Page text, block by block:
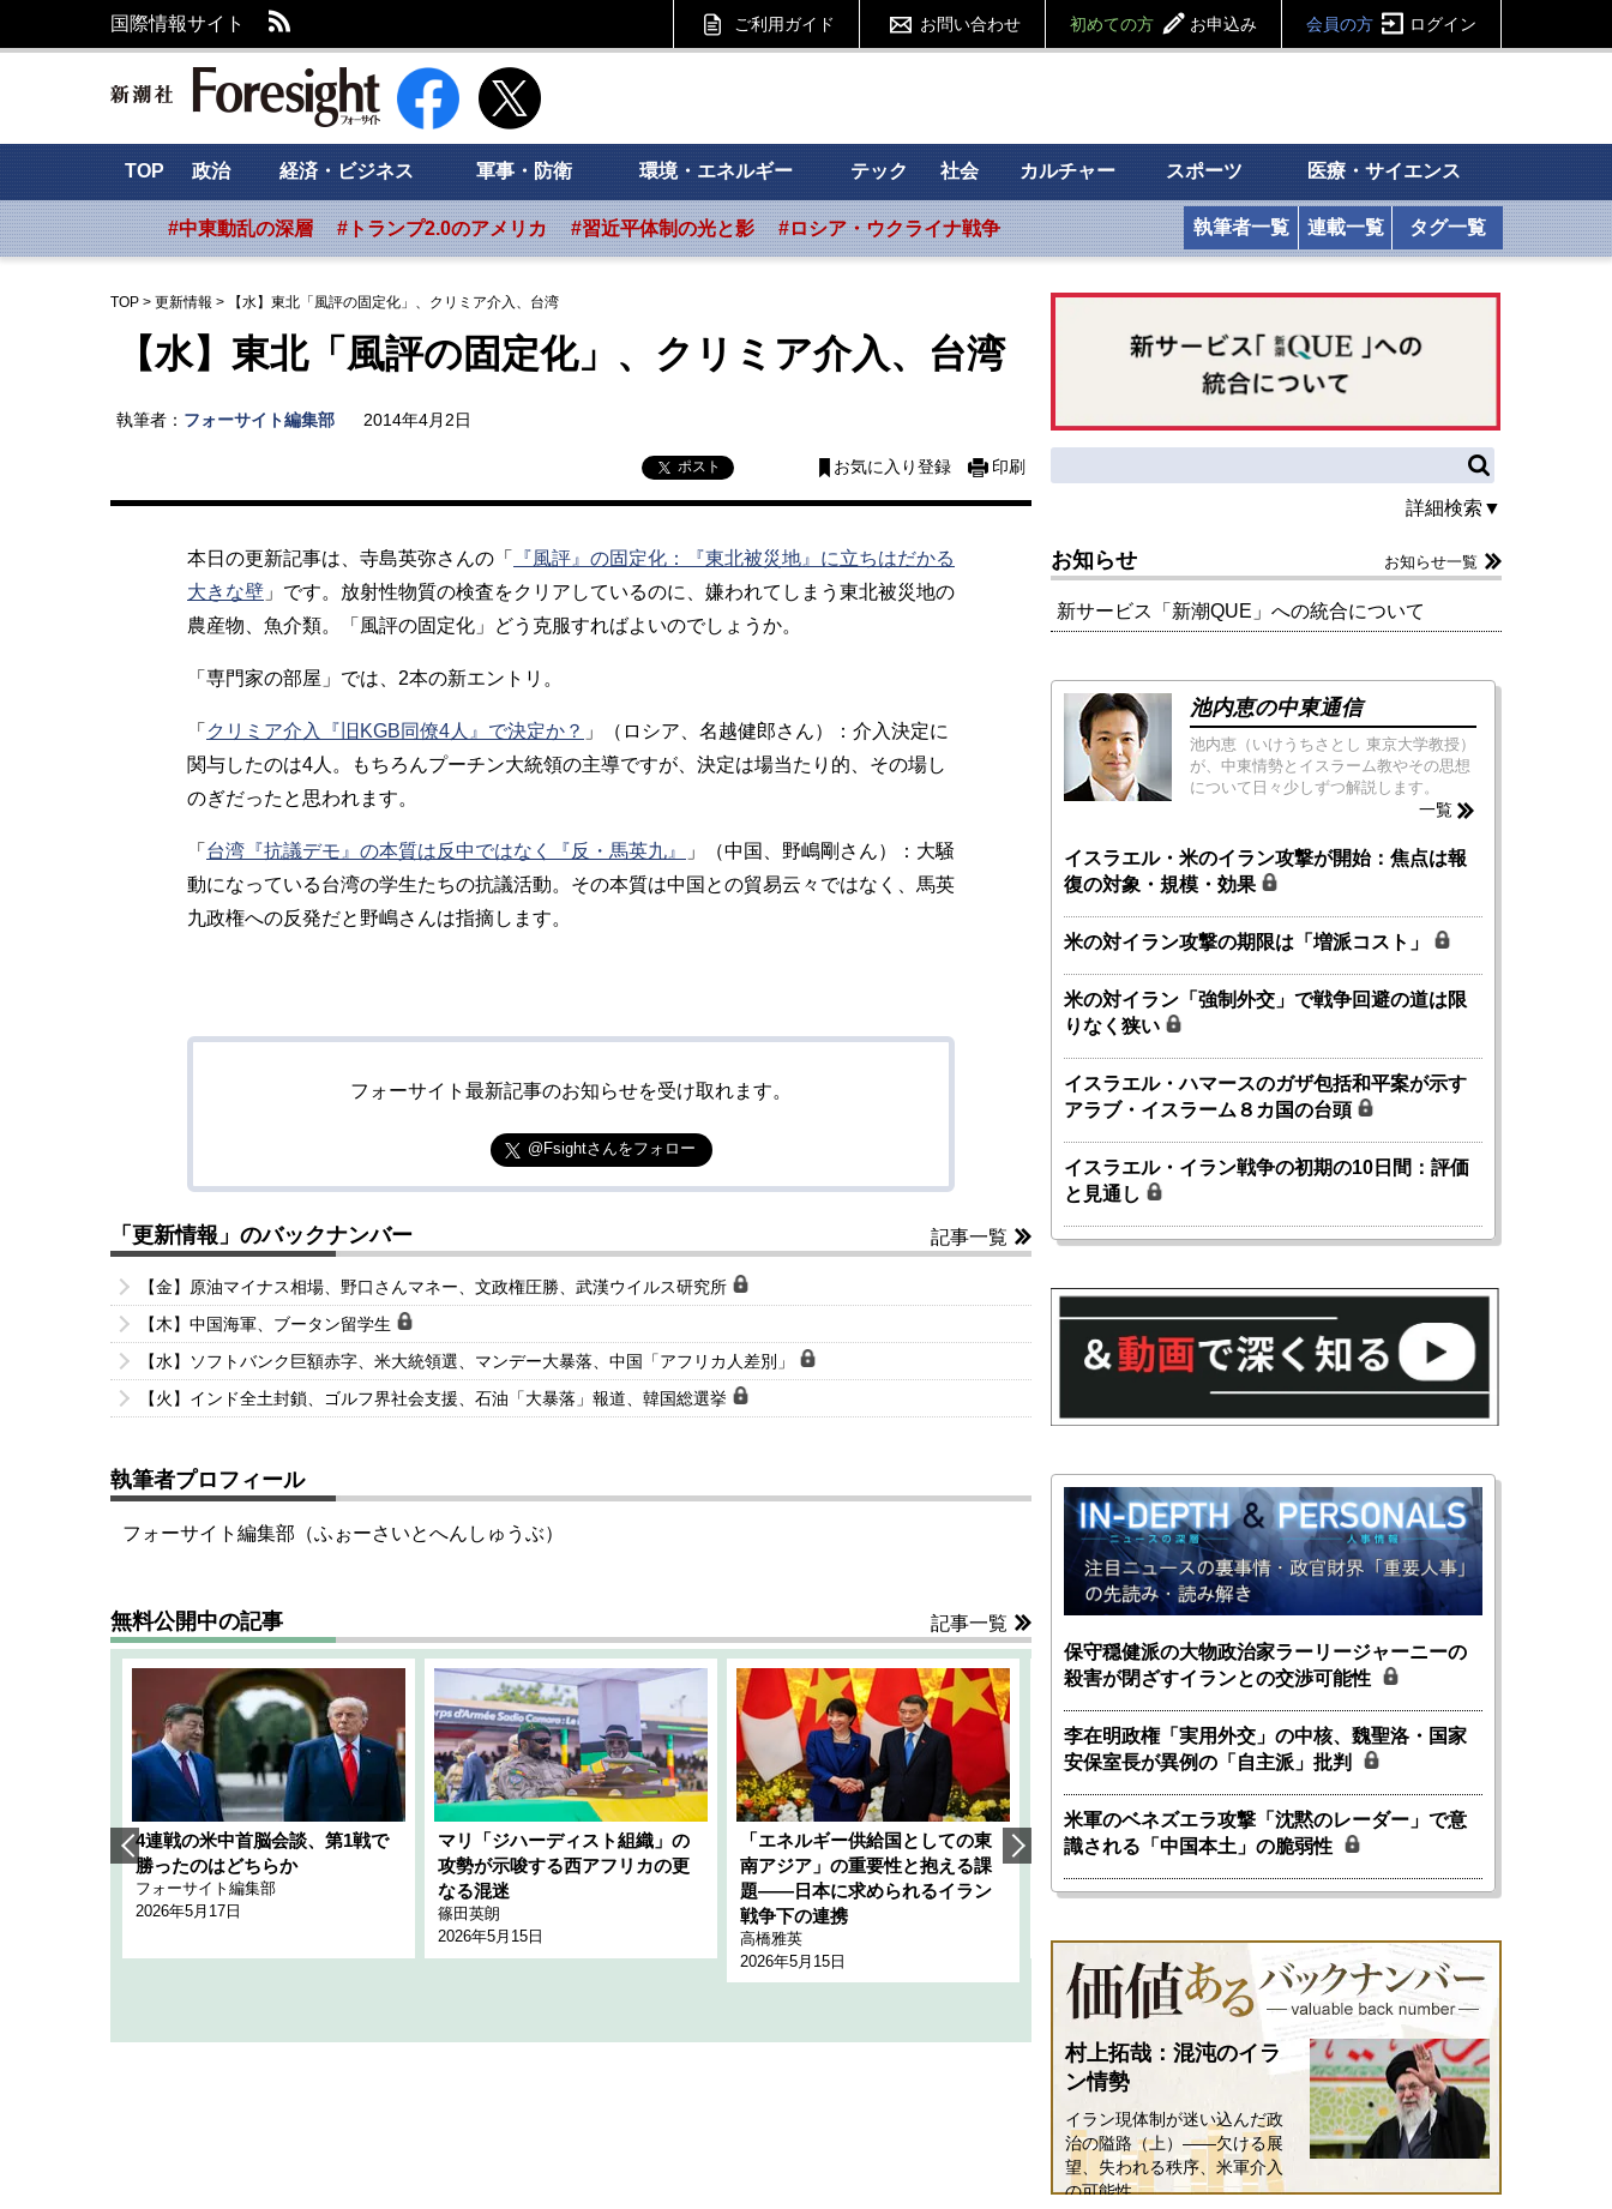
国際情報サイト ご利用ガイド お問い合わせ 初めての方 お申込み 会員の方 ログイン
新潮社 Foresight フォーサイト
TOP 政治 経済・ビジネス 軍事・防衛 環境・エネルギー テック 社会 カルチャー スポーツ 医療・サイエンス
#中東動乱の深層 #トランプ2.0のアメリカ #習近平体制の光と影 #ロシア・ウクライナ戦争 執筆者一覧 連載一覧 タグ一覧
TOP > 更新情報 > 【水】東北「風評の固定化」、クリミア介入、台湾
【水】東北「風評の固定化」、クリミア介入、台湾
執筆者： フォーサイト編集部 2014年4月2日
ポスト お気に入り登録 印刷
本日の更新記事は、寺島英弥さんの「
『風評』の固定化：『東北被災地』に立ちはだかる
大きな壁 」です。放射性物質の検査をクリアしているのに、嫌われてしまう東北被災地の
農産物、魚介類。「風評の固定化」どう克服すればよいのでしょうか。
「専門家の部屋」では、2本の新エントリ。
「 クリミア介入『旧KGB同僚4人』で決定か？ 」（ロシア、名越健郎さん）：介入決定に
関与したのは4人。もちろんプーチン大統領の主導ですが、決定は場当たり的、その場し
のぎだったと思われます。
「 台湾『抗議デモ』の本質は反中ではなく『反・馬英九』
」（中国、野嶋剛さん）：大騒
動になっている台湾の学生たちの抗議活動。その本質は中国との貿易云々ではなく、馬英
九政権への反発だと野嶋さんは指摘します。
フォーサイト最新記事のお知らせを受け取れます。
@Fsightさんをフォロー
「更新情報」のバックナンバー 記事一覧
【金】原油マイナス相場、野口さんマネー、文政権圧勝、武漢ウイルス研究所
【木】中国海軍、ブータン留学生
【水】ソフトバンク巨額赤字、米大統領選、マンデー大暴落、中国「アフリカ人差別」
【火】インド全土封鎖、ゴルフ界社会支援、石油「大暴落」報道、韓国総選挙
執筆者プロフィール
フォーサイト編集部（ふぉーさいとへんしゅうぶ）
無料公開中の記事 記事一覧
4連戦の米中首脳会談、第1戦で
勝ったのはどちらか
フォーサイト編集部
2026年5月17日
マリ「ジハーディスト組織」の
攻勢が示唆する西アフリカの更
なる混迷
篠田英朗
2026年5月15日
「エネルギー供給国としての東
南アジア」の重要性と抱える課
題――日本に求められるイラン
戦争下の連携
高橋雅英
2026年5月15日
韓国にも理解してほしい「極東
全保障協力の意味
2026年5月15日
ホルムズ海峡危機で加速したエ
行き着くリスク
2026年5月14日
詳細検索▼
お知らせ お知らせ一覧
新サービス「新潮QUE」への統合について
池内恵の中東通信
池内恵（いけうちさとし 東京大学教授）
が、中東情勢とイスラーム教やその思想
について日々少しずつ解説します。
一覧
イスラエル・米のイラン攻撃が開始：焦点は報
復の対象・規模・効果
米の対イラン攻撃の期限は「増派コスト」
米の対イラン「強制外交」で戦争回避の道は限
りなく狭い
イスラエル・ハマースのガザ包括和平案が示す
アラブ・イスラーム８カ国の台頭
イスラエル・イラン戦争の初期の10日間：評価
と見通し
保守穏健派の大物政治家ラーリージャーニーの
殺害が閉ざすイランとの交渉可能性
李在明政権「実用外交」の中核、魏聖洛・国家
安保室長が異例の「自主派」批判
米軍のベネズエラ攻撃「沈黙のレーダー」で意
識される「中国本土」の脆弱性
村上拓哉：混沌のイラ
ン情勢
イラン現体制が迷い込んだ政
治の隘路（上）――欠ける展
望、失われる秩序、米軍介入
の可能性